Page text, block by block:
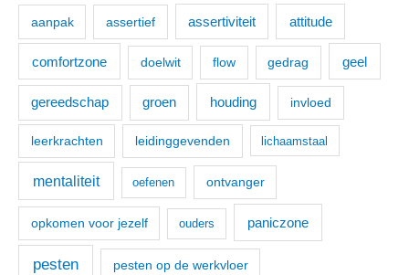
aanpak assertief assertiviteit attitude
comfortzone doelwit flow gedrag geel
gereedschap groen houding invloed
leerkrachten leidinggevenden lichaamstaal
mentaliteit oefenen ontvanger
opkomen voor jezelf ouders paniczone
pesten pesten op de werkvloer